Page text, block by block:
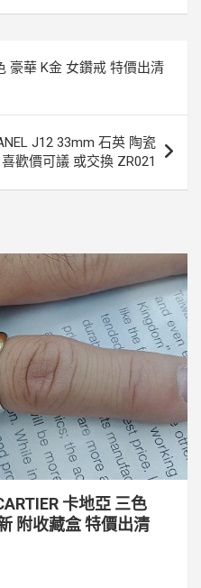
豪華 K金 女鑽戒 特價出清
J12 33mm 石英 陶瓷
歡價可議 或交換 ZR021
卡地亞 三色
附收藏盒 特價出清